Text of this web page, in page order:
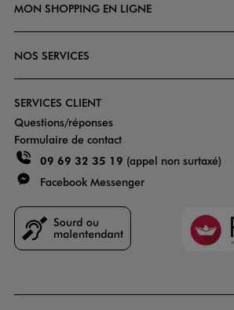
MON SHOPPING EN LIGNE
NOS SERVICES
SERVICES CLIENT
Questions/réponses
Formulaire de contact
09 69 32 35 19 (appel non surtaxé)
Facebook Messenger
Faciliti